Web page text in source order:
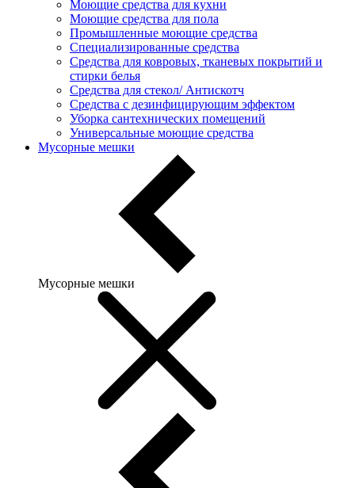
Моющие средства для кухни
Моющие средства для пола
Промышленные моющие средства
Специализированные средства
Средства для ковровых, тканевых покрытий и
стирки белья
Средства для стекол/ Антискотч
Средства с дезинфицирующим эффектом
Уборка сантехнических помещений
Универсальные моющие средства
Мусорные мешки
Мусорные мешки